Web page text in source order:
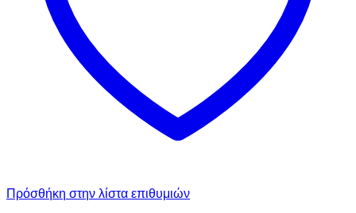
Πρόσθήκη στην λίστα επιθυμιών